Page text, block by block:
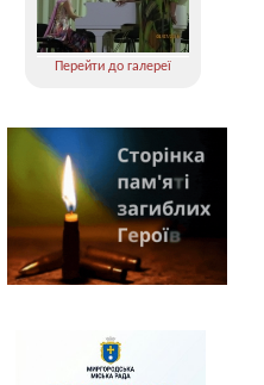
Перейти до галереї